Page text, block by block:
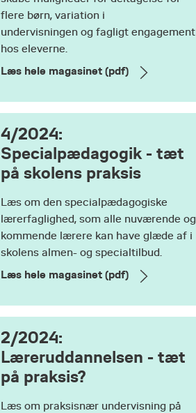
flere børn, variation i
undervisningen og fagligt engagement
hos eleverne.
Læs hele magasinet (pdf)
4/2024:
Specialpædagogik - tæt
på skolens praksis
Læs om den specialpædagogiske
lærerfaglighed, som alle nuværende og
kommende lærere kan have glæde af i
skolens almen- og specialtilbud.
Læs hele magasinet (pdf)
2/2024:
Læreruddannelsen - tæt
på praksis?
Læs om praksisnær undervisning på